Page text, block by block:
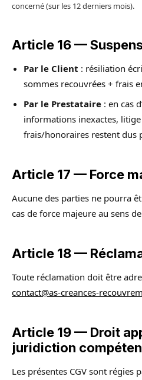
concerné (sur les 12 derniers mois).
Article 16 —
Par le Client : résiliation
sommes recouvrées + frais
Par le Prestataire : en cas
informations inexactes,
frais/honoraires restent dus
Article 17 — Force
Aucune des parties ne pourra
cas de force majeure au sens
Article 18 —
Toute réclamation doit être
contact@as-creances-
Article 19 — Droit
juridiction
Les présentes CGV sont régies